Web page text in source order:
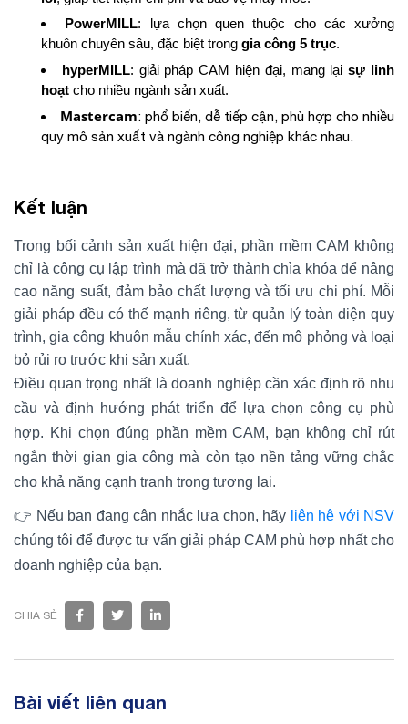
PowerMILL: lựa chọn quen thuộc cho các xưởng
khuôn chuyên sâu, đặc biệt trong gia công 5 trục.
hyperMILL: giải pháp CAM hiện đại, mang lạisự linh
hoạt cho nhiều ngành sản xuất.
Mastercam: phổ biến, dễ tiếp cận, phù hợp cho nhiều
quy mô sản xuất và ngành công nghiệp khác nhau.
Kết luận
Trong bối cảnh sản xuất hiện đại, phần mềm CAM không
chỉ là công cụ lập trình mà đã trở thành chìa khóa để nâng
cao năng suất, đảm bảo chất lượng và tối ưu chi phí. Mỗi
giải pháp đều có thế mạnh riêng, từ quản lý toàn diện quy
trình, gia công khuôn mẫu chính xác, đến mô phỏng và loại
bỏ rủi ro trước khi sản xuất.
Điều quan trọng nhất là doanh nghiệp cần xác định rõ nhu
cầu và định hướng phát triển để lựa chọn công cụ phù
hợp. Khi chọn đúng phần mềm CAM, bạn không chỉ rút
ngắn thời gian gia công mà còn tạo nền tảng vững chắc
cho khả năng cạnh tranh trong tương lai.
👉 Nếu bạn đang cân nhắc lựa chọn, hãy liên hệ với NSV
chúng tôi để được tư vấn giải pháp CAM phù hợp nhất cho
doanh nghiệp của bạn.
CHIA SẺ
Bài viết liên quan